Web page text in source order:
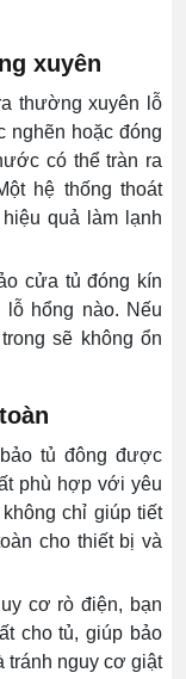
xuyên
thường xuyên lỗ
nghẽn hoặc đóng
có thể tràn ra
hệ thống thoát
quả làm lạnh
cửa tủ đóng kín
hổng nào. Nếu
sẽ không ổn
tủ đông được
phù hợp với yêu
chỉ giúp tiết
cho thiết bị và
cơ rò điện, bạn
cho tủ, giúp bảo
tránh nguy cơ giật